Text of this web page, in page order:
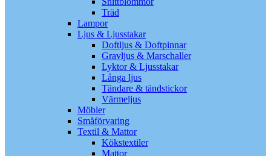
Träd
Lampor
Ljus & Ljusstakar
Doftljus & Doftpinnar
Gravljus & Marschaller
Lyktor & Ljusstakar
Långa ljus
Tändare & tändstickor
Värmeljus
Möbler
Småförvaring
Textil & Mattor
Kökstextiler
Mattor